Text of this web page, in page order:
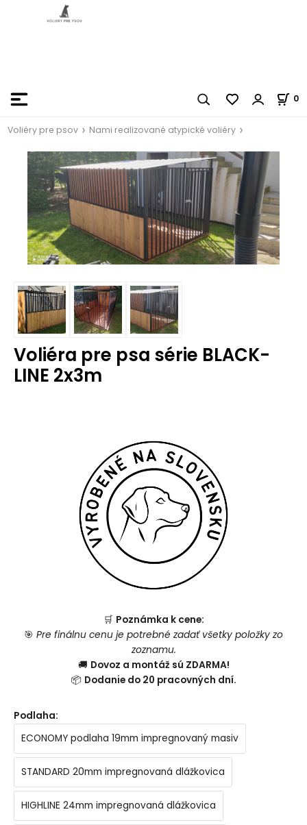
0
Voliéry pre psov Nami realizované atypické voliéry
Voliéra pre psa série BLACK-
LINE 2x3m
🛒 Poznámka k cene:
🎯 Pre finálnu cenu je potrebné zadať všetky položky zo
zoznamu.
🚚 Dovoz a montáž sú ZDARMA!
📦 Dodanie do 20 pracovných dní.
Podlaha:
ECONOMY podlaha 19mm impregnovaný masiv
STANDARD 20mm impregnovaná dlážkovica
HIGHLINE 24mm impregnovaná dlážkovica